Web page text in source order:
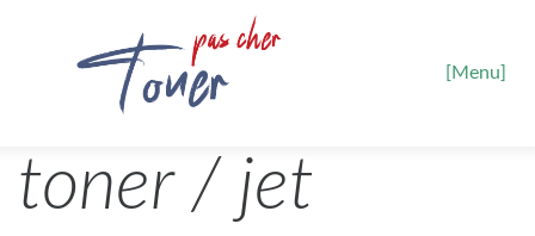
[Menu]
toner / jet